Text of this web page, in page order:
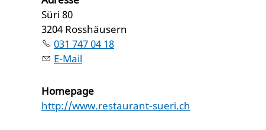
Süri 80
3204 Rosshäusern
031 747 04 18
E-Mail
Homepage
http://www.restaurant-sueri.ch